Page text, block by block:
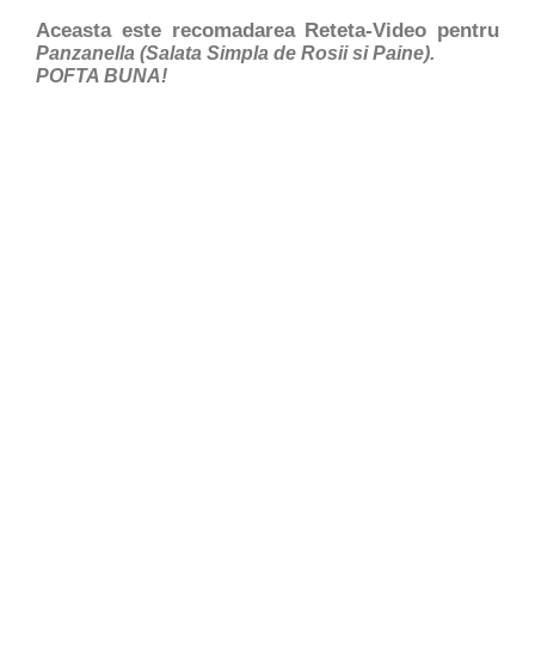
Aceasta este recomadarea Reteta-Video pentru
Panzanella (Salata Simpla de Rosii si Paine).
POFTA BUNA!